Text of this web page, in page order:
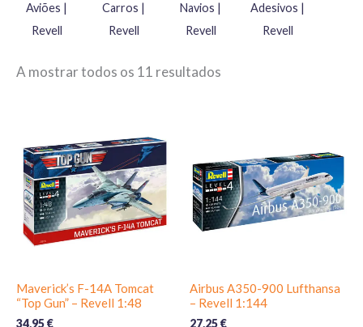
Aviões |
Revell
Carros |
Revell
Navios |
Revell
Adesivos |
Revell
A mostrar todos os 11 resultados
Maverick’s F-14A Tomcat
“Top Gun” – Revell 1:48
34,95€
Airbus A350-900 Lufthansa
– Revell 1:144
27,25€